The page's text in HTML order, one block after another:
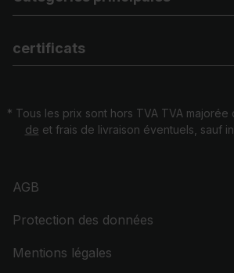
certificats
* Tous les prix sont hors TVA TVA majorée
de et frais de livraison éventuels, sauf
AGB
Protection des données
Mentions légales